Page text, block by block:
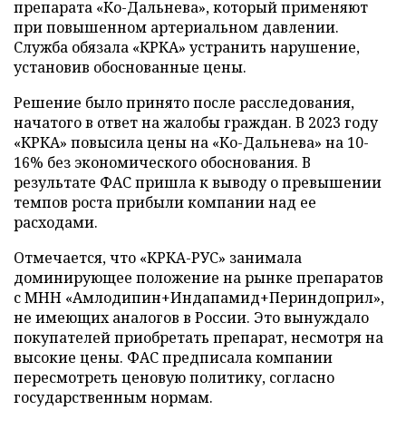
препарата «Ко-Дальнева», который применяют
при повышенном артериальном давлении.
Служба обязала «КРКА» устранить нарушение,
установив обоснованные цены.
Решение было принято после расследования,
начатого в ответ на жалобы граждан. В 2023 году
«КРКА» повысила цены на «Ко-Дальнева» на 10-
16% без экономического обоснования. В
результате ФАС пришла к выводу о превышении
темпов роста прибыли компании над ее
расходами.
Отмечается, что «КРКА-РУС» занимала
доминирующее положение на рынке препаратов
с МНН «Амлодипин+Индапамид+Периндоприл»,
не имеющих аналогов в России. Это вынуждало
покупателей приобретать препарат, несмотря на
высокие цены. ФАС предписала компании
пересмотреть ценовую политику, согласно
государственным нормам.